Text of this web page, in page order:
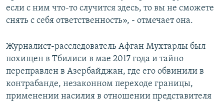
если с ним что-то случится здесь, то вы не сможете
снять с себя ответственность», - отмечает она.
Журналист-расследователь Афган Мухтарлы был
похищен в Тбилиси в мае 2017 года и тайно
переправлен в Азербайджан, где его обвинили в
контрабанде, незаконном переходе границы,
применении насилия в отношении представителя